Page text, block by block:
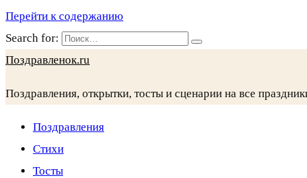
Перейти к содержанию
Search for:
Поздравленок.ru
Поздравления, открытки, тосты и сценарии на все
Поздравления
Стихи
Тосты